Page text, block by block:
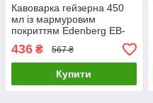
Кавоварка гейзерна 450
мл із мармуровим
покриттям Edenberg EB-
3786/ Кавоварка на газову
плиту
436 ₴ 567 ₴
Купити